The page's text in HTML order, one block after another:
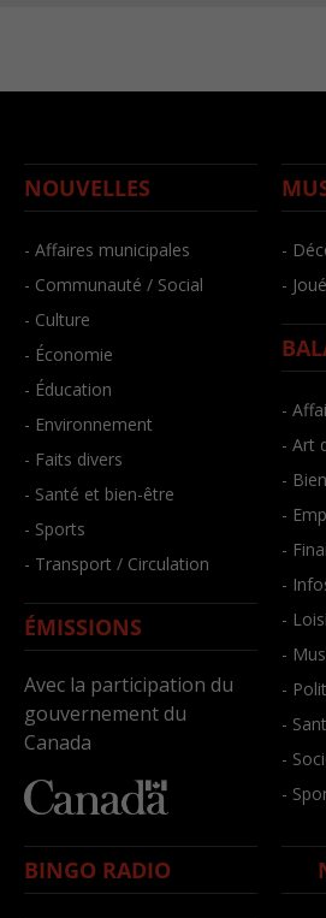
NOUVELLES
- Affaires municipales
- Communauté / Social
- Culture
- Économie
- Éducation
- Environnement
- Faits divers
- Santé et bien-être
- Sports
- Transport / Circulation
ÉMISSIONS
Avec la participation du
gouvernement du
Canada
-
-
-
- Art
-
-
-
-
-
-
-
-
-
-
BINGO RADIO